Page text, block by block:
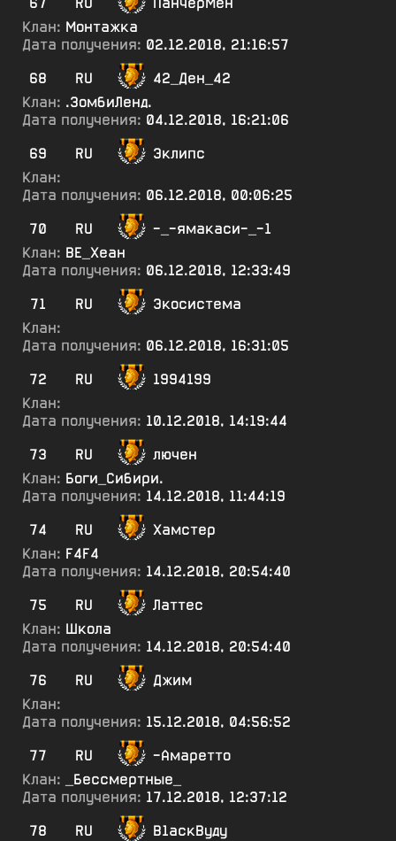
Клан: Монтажка
Дата получения: 02.12.2018, 21:16:57
68
RU
42_Ден_42
Клан: .ЗомбиЛенд.
Дата получения: 04.12.2018, 16:21:06
69
RU
Эклипс
Клан:
Дата получения: 06.12.2018, 00:06:25
70
RU
-_-ямакаси-_-1
Клан: ВЕ_Хеан
Дата получения: 06.12.2018, 12:33:49
71
RU
Экосистема
Клан:
Дата получения: 06.12.2018, 16:31:05
72
RU
1994199
Клан:
Дата получения: 10.12.2018, 14:19:44
73
RU
лючен
Клан: Боги_Сибири.
Дата получения: 14.12.2018, 11:44:19
74
RU
Хамстер
Клан: F4F4
Дата получения: 14.12.2018, 20:54:40
75
RU
Латтес
Клан: Школа
Дата получения: 14.12.2018, 20:54:40
76
RU
Джим
Клан:
Дата получения: 15.12.2018, 04:56:52
77
RU
-Амаретто
Клан:
_Бессмертные_
Дата получения: 17.12.2018, 12:37:12
78
RU
В1аскВуду